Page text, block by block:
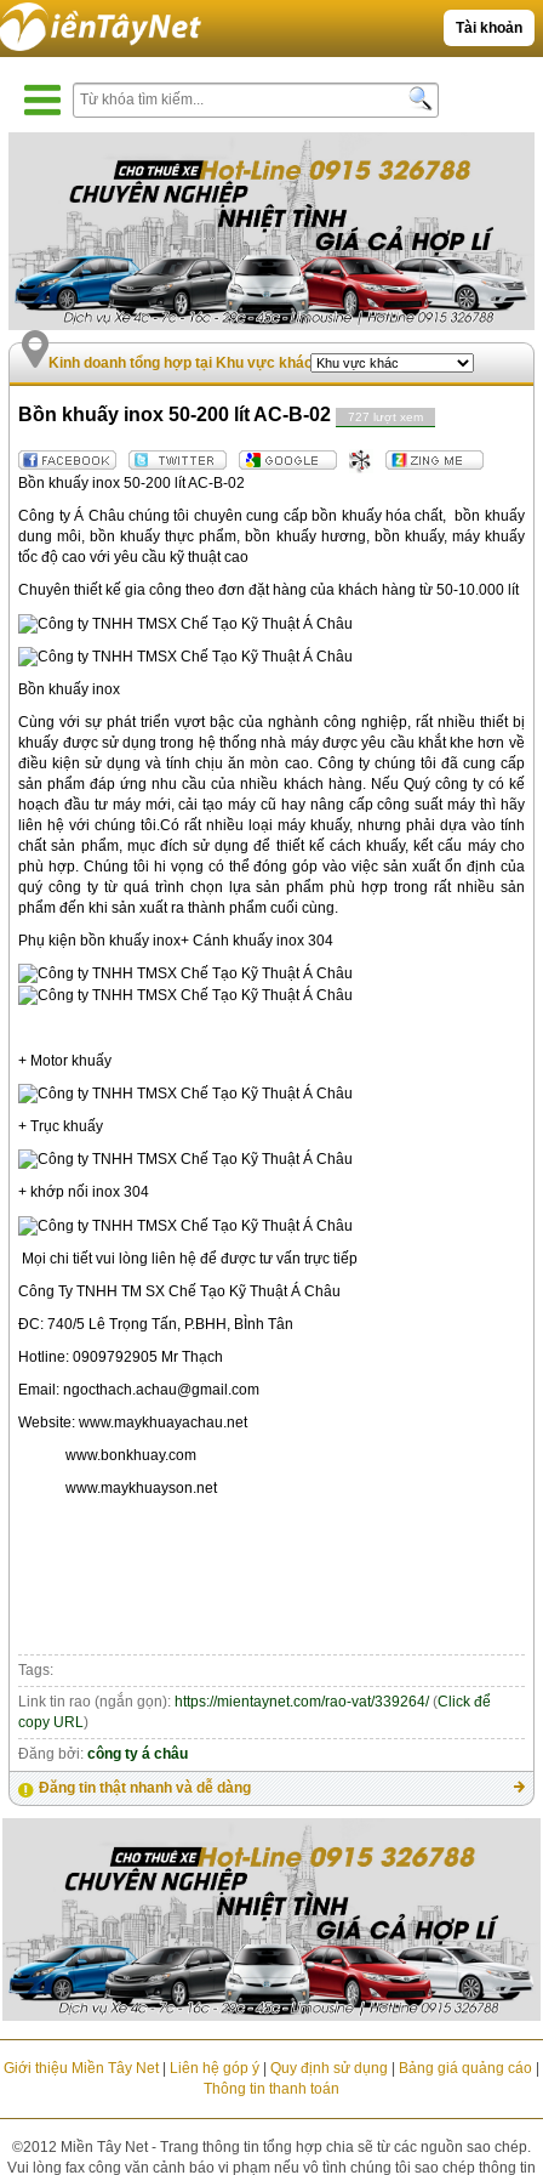
Tài khoản
Kinh doanh tổng hợp tại Khu vực khác
Bồn khuấy inox 50-200 lít AC-B-02 727 lượt xem
Bồn khuấy inox 50-200 lít AC-B-02
Công ty Á Châu chúng tôi chuyên cung cấp bồn khuấy hóa chất, bồn khuấy
dung môi, bồn khuấy thực phẩm, bồn khuấy hương, bồn khuấy, máy khuấy
tốc độ cao với yêu cầu kỹ thuật cao
Chuyên thiết kế gia công theo đơn đặt hàng của khách hàng từ 50-10.000 lít
Bồn khuấy inox
Cùng với sự phát triển vựơt bậc của nghành công nghiệp, rất nhiều thiết bị
khuấy được sử dụng trong hệ thống nhà máy được yêu cầu khắt khe hơn về
điều kiện sử dụng và tính chịu ăn mòn cao. Công ty chúng tôi đã cung cấp
sản phẩm đáp ứng nhu cầu của nhiều khách hàng. Nếu Quý công ty có kế
hoạch đầu tư máy mới, cải tạo máy cũ hay nâng cấp công suất máy thì hãy
liên hệ với chúng tôi.Có rất nhiều loại máy khuấy, nhưng phải dựa vào tính
chất sản phẩm, mục đích sử dụng để thiết kế cách khuấy, kết cấu máy cho
phù hợp. Chúng tôi hi vọng có thể đóng góp vào việc sản xuất ổn định của
quý công ty từ quá trình chọn lựa sản phẩm phù hợp trong rất nhiều sản
phẩm đến khi sản xuất ra thành phẩm cuối cùng.
Phụ kiện bồn khuấy inox+ Cánh khuấy inox 304
+ Motor khuấy
+ Trục khuấy
+ khớp nối inox 304
Mọi chi tiết vui lòng liên hệ để được tư vấn trực tiếp
Công Ty TNHH TM SX Chế Tạo Kỹ Thuật Á Châu
ĐC: 740/5 Lê Trọng Tấn, P.BHH, BÌnh Tân
Hotline: 0909792905 Mr Thạch
Email: ngocthach.achau@gmail.com
Website: www.maykhuayachau.net
www.bonkhuay.com
www.maykhuayson.net
Tags:
Link tin rao (ngắn gọn):https://mientaynet.com/rao-vat/339264/(Click để
copy URL)
Đăng bởi:công ty á châu
Đăng tin thật nhanh và dễ dàng
Giới thiệu Miền Tây Net| Liên hệ góp ý| Quy định sử dụng | Bảng giá quảng cáo|
Thông tin thanh toán
©2012 Miền Tây Net - Trang thông tin tổng hợp chia sẽ từ các nguồn sao chép.
Vui lòng fax công văn cảnh báo vi phạm nếu vô tình chúng tôi sao chép thông tin